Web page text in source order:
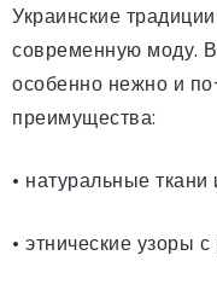
Украинские
современную моду.
особенно нежно и
преимущества:
• натуральные ткани
• этнические узоры